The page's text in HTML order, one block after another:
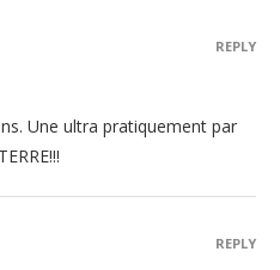
Une ultra pratiquement par
REPLY
REPLY